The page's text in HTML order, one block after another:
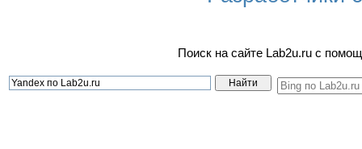
Поиск на сайте Lab2u.ru с